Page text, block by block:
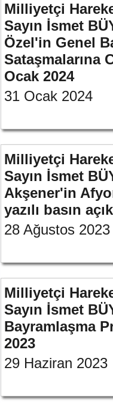
Milliyetçi
Sayın İsmet
Özel'in Genel
Sataşmalarına
Ocak 2024
31 Ocak 2024
Milliyetçi
Sayın İsmet
Akşener'in
yazılı basın
28 Ağustos 2023
Milliyetçi
Sayın İsmet
Bayramlaşma
2023
29 Haziran 2023